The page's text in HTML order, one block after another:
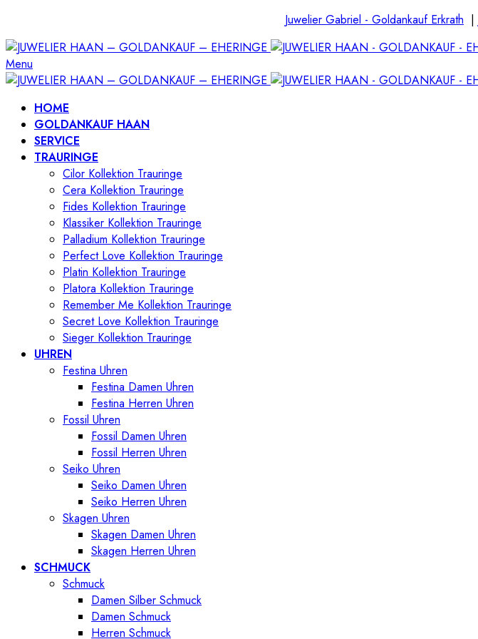
Juwelier Gabriel - Goldankauf Erkrath |
Menu
HOME
GOLDANKAUF HAAN
SERVICE
TRAURINGE
Cilor Kollektion Trauringe
Cera Kollektion Trauringe
Fides Kollektion Trauringe
Klassiker Kollektion Trauringe
Palladium Kollektion Trauringe
Perfect Love Kollektion Trauringe
Platin Kollektion Trauringe
Platora Kollektion Trauringe
Remember Me Kollektion Trauringe
Secret Love Kollektion Trauringe
Sieger Kollektion Trauringe
UHREN
Festina Uhren
Festina Damen Uhren
Festina Herren Uhren
Fossil Uhren
Fossil Damen Uhren
Fossil Herren Uhren
Seiko Uhren
Seiko Damen Uhren
Seiko Herren Uhren
Skagen Uhren
Skagen Damen Uhren
Skagen Herren Uhren
SCHMUCK
Schmuck
Damen Silber Schmuck
Damen Schmuck
Herren Schmuck